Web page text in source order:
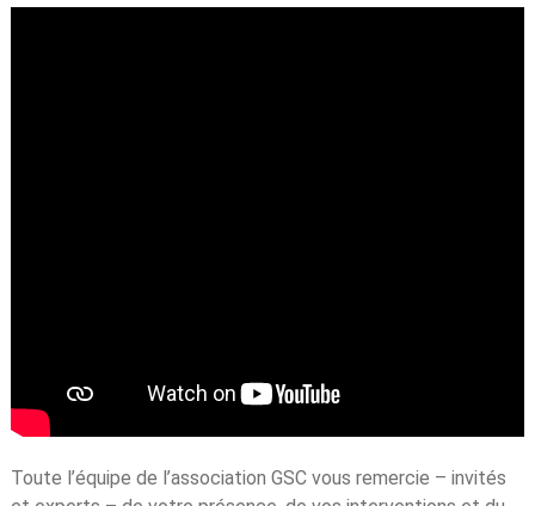
Toute l’équipe de l’association GSC vous remercie – invités